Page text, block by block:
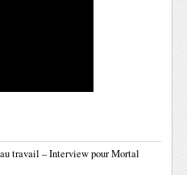
travail – Interview pour Mortal